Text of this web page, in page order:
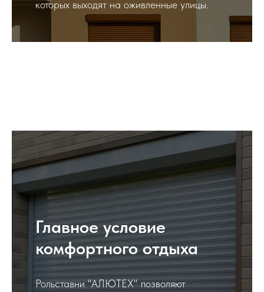
которых выходят на оживленные улицы.
Главное условие
комфортного отдыха
Рольставни "АЛЮТЕХ" позволяют